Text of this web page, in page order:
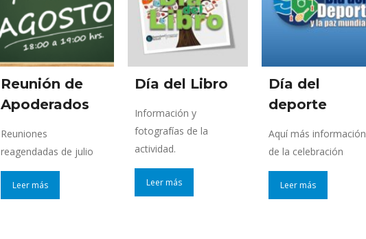
Reunión de
Apoderados
Reuniones
reagendadas de julio
Leer más
Día del Libro
Información y
fotografías de la
actividad.
Leer más
Día del
deporte
Aquí más información
de la celebración
Leer más